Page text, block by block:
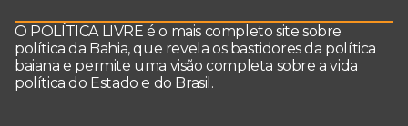
O POLÍTICA LIVRE é o mais completo site sobre
política da Bahia, que revela os bastidores da política
baiana e permite uma visão completa sobre a vida
política do Estado e do Brasil.